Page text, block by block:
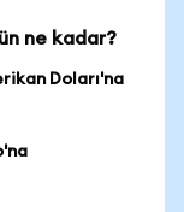
ne kadar?
Doları'na